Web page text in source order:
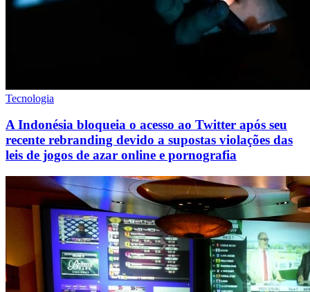
Tecnologia
A Indonésia bloqueia o acesso ao Twitter após seu
recente rebranding devido a supostas violações das
leis de jogos de azar online e pornografia